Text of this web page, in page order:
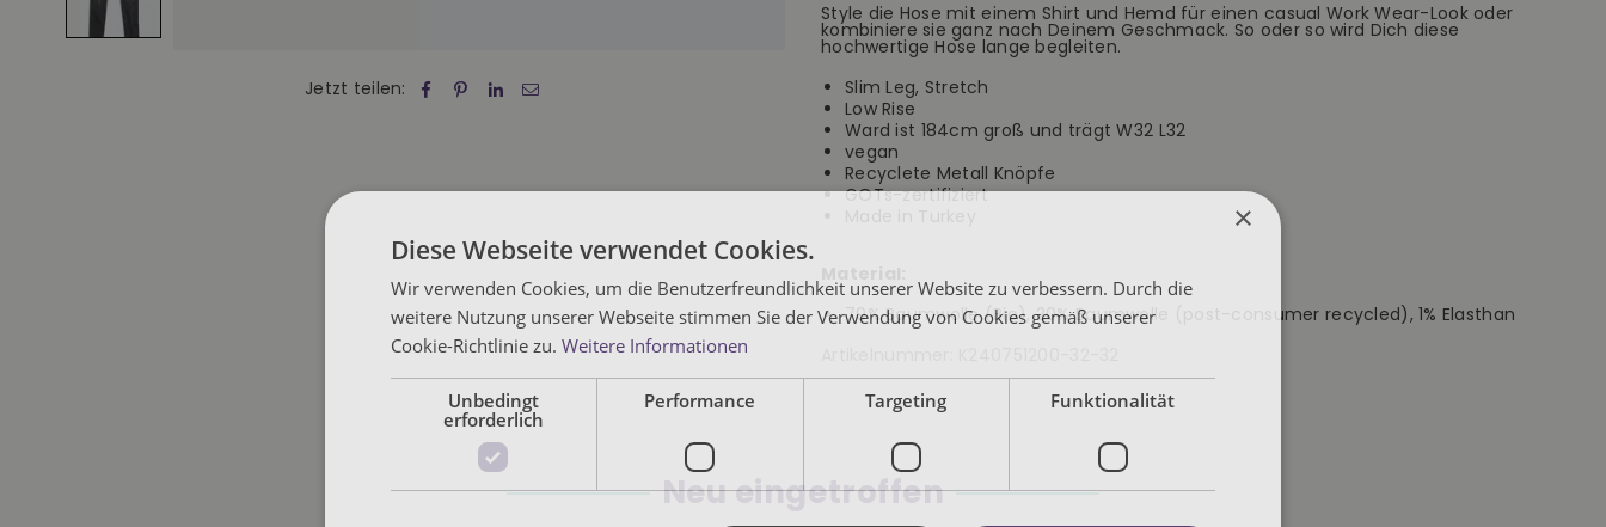
Jetzt teilen:
Pocket
schwarz
Pocket
schwarz
Style die Hose mit einem Shirt und Hemd für einen casual Work Wear-Look oder
kombiniere sie ganz nach Deinem Geschmack. So oder so wird Dich diese
hochwertige Hose lange begleiten.
Slim Leg, Stretch
Low Rise
Ward ist 184cm groß und trägt W32 L32
vegan
Recyclete Metall Knöpfe
GOTs-zertifiziert
79% Baumwolle (Bio), 20% Baumwolle (post-consumer recycled), 1% Elasthan
Neu eingetroffen
×
Diese Webseite verwendet Cookies.
Wir verwenden Cookies, um die Benutzerfreundlichkeit unserer Website zu verbessern. Durch die
weitere Nutzung unserer Webseite stimmen Sie der Verwendung von Cookies gemäß unserer
Cookie-Richtlinie zu. Weitere Informationen
Unbedingt
erforderlich
Performance Targeting Funktionalität